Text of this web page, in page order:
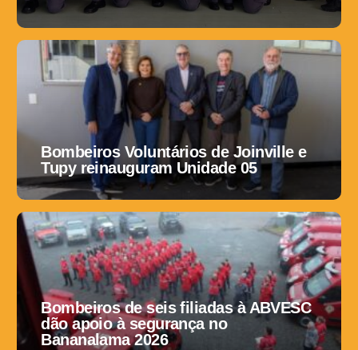
Bombeiros Voluntários de Joinville e
Tupy reinauguram Unidade 05
Bombeiros de seis filiadas à ABVESC
dão apoio à segurança no
Bananalama 2026